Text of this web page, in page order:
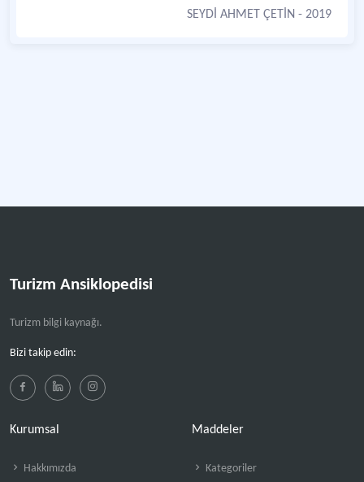
SEYDİ AHMET ÇETİN - 2019
Turizm Ansiklopedisi
Turizm bilgi kaynağı.
Bizi takip edin:
Kurumsal
Hakkımızda
Maddeler
Kategoriler